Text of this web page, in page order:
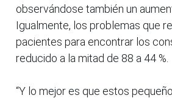
observándose también un
Igualmente, los problemas que
pacientes para encontrar los
reducido a la mitad de 88 a 44 %.
“Y lo mejor es que estos